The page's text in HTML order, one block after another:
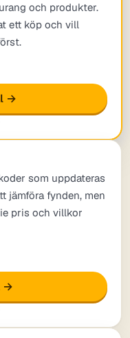
och produkter.
ett köp och vill
→
som uppdateras
jämföra fynden, men
pris och villkor
→